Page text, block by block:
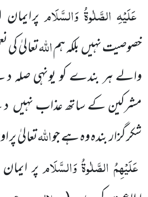
عَلَیْہِ الصَّلٰوۃُ وَالسَّلَام پر
خصوصیت نہیں بلکہ ہماللہتعالیٰ
والے ہر بندے کو یونہی صلہ
مشرکین کے ساتھ عذاب نہیں
شکر گزار بندہ وہ ہے جواللہتعالیٰ
عَلَیْہِمُ الصَّلٰوۃُ وَالسَّلَامپر